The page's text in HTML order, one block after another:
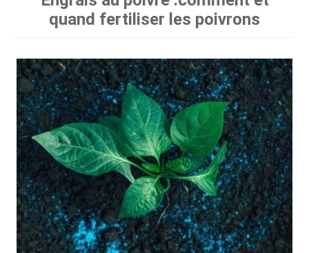
quand fertiliser les poivrons